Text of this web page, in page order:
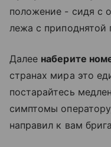
положение - сидя с
лежа с приподнятой
Далее наберите
странах мира это
постарайтесь
симптомы
направил к вам